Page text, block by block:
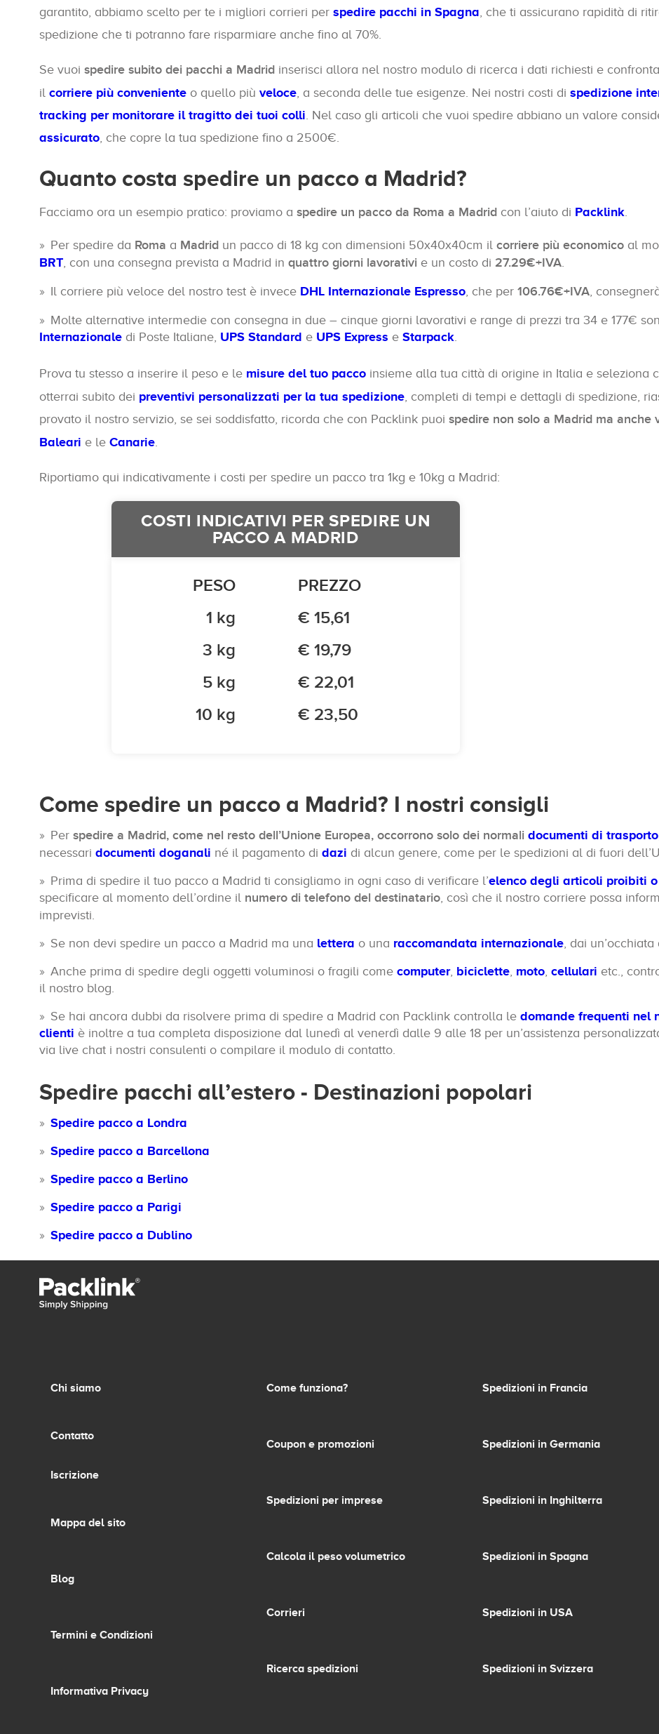
garantito, abbiamo scelto per te i migliori corrieri per spedire pacchi in Spagna, che ti assicurano rapidità di
spedizione che ti potranno fare risparmiare anche fino al 70%.
Se vuoi spedire subito dei pacchi a Madrid inserisci allora nel nostro modulo di ricerca i dati richiesti e
il corriere più conveniente o quello più veloce, a seconda delle tue esigenze. Nei nostri costi di spedizione
tracking per monitorare il tragitto dei tuoi colli. Nel caso gli articoli che vuoi spedire abbiano un valore
assicurato, che copre la tua spedizione fino a 2500€.
Quanto costa spedire un pacco a Madrid?
Facciamo ora un esempio pratico: proviamo a spedire un pacco da Roma a Madrid con l’aiuto di Packlink.
Per spedire da Roma a Madrid un pacco di 18 kg con dimensioni 50x40x40cm il corriere più economico al
BRT, con una consegna prevista a Madrid in quattro giorni lavorativi e un costo di 27.29€+IVA.
Il corriere più veloce del nostro test è invece DHL Internazionale Espresso, che per 106.76€+IVA,
Molte alternative intermedie con consegna in due – cinque giorni lavorativi e range di prezzi tra 34 e 177€
Internazionale di Poste Italiane, UPS Standard e UPS Express e Starpack.
Prova tu stesso a inserire il peso e le misure del tuo pacco insieme alla tua città di origine in Italia e seleziona
otterrai subito dei preventivi personalizzati per la tua spedizione, completi di tempi e dettagli di spedizione,
provato il nostro servizio, se sei soddisfatto, ricorda che con Packlink puoi spedire non solo a Madrid ma anche
Baleari e le Canarie.
Riportiamo qui indicativamente i costi per spedire un pacco tra 1kg e 10kg a Madrid:
COSTI INDICATIVI PER SPEDIRE UN
PACCO A MADRID
PESO
PREZZO
1 kg
€ 15,61
3 kg
€ 19,79
5 kg
€ 22,01
10 kg
€ 23,50
Come spedire un pacco a Madrid? I nostri consigli
Per spedire a Madrid, come nel resto dell’Unione Europea, occorrono solo dei normali documenti di trasporto
necessari documenti doganali né il pagamento di dazi di alcun genere, come per le spedizioni al di fuori
Prima di spedire il tuo pacco a Madrid ti consigliamo in ogni caso di verificare l’elenco degli articoli proibiti
specificare al momento dell’ordine il numero di telefono del destinatario, così che il nostro corriere possa
imprevisti.
Se non devi spedire un pacco a Madrid ma una lettera o una raccomandata internazionale, dai
Anche prima di spedire degli oggetti voluminosi o fragili come computer, biciclette, moto, cellulari etc.,
il nostro blog.
Se hai ancora dubbi da risolvere prima di spedire a Madrid con Packlink controlla le domande frequenti nel
clienti è inoltre a tua completa disposizione dal lunedì al venerdì dalle 9 alle 18 per un’assistenza
via live chat i nostri consulenti o compilare il modulo di contatto.
Spedire pacchi all’estero - Destinazioni popolari
Spedire pacco a Londra
Spedire pacco a Barcellona
Spedire pacco a Berlino
Spedire pacco a Parigi
Spedire pacco a Dublino
Chi siamo
Contatto
Iscrizione
Mappa del sito
Blog
Termini e Condizioni
Informativa Privacy
Come funziona?
Coupon e promozioni
Spedizioni per imprese
Calcola il peso volumetrico
Corrieri
Ricerca spedizioni
Spedizioni in Francia
Spedizioni in Germania
Spedizioni in Inghilterra
Spedizioni in Spagna
Spedizioni in USA
Spedizioni in Svizzera